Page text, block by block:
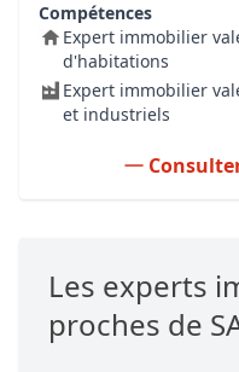
Compétences
Expert immobilier
d'habitations
Expert immobilier
et industriels
Les experts
proches de